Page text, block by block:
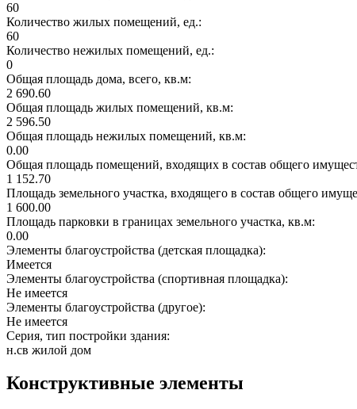
60
Количество жилых помещений, ед.:
60
Количество нежилых помещений, ед.:
0
Общая площадь дома, всего, кв.м:
2 690.60
Общая площадь жилых помещений, кв.м:
2 596.50
Общая площадь нежилых помещений, кв.м:
0.00
Общая площадь помещений, входящих в состав общего
1 152.70
Площадь земельного участка, входящего в состав общего
1 600.00
Площадь парковки в границах земельного участка, кв.м:
0.00
Элементы благоустройства (детская площадка):
Имеется
Элементы благоустройства (спортивная площадка):
Не имеется
Элементы благоустройства (другое):
Не имеется
Серия, тип постройки здания:
н.св жилой дом
Конструктивные элементы